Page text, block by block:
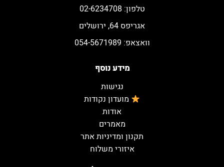
מידע נוסף
נגישות
מועדון נקודות
אודות
מאמרים
תקנון ומדיניות אתר
איזורי משלוח
טלפון: 02-6234708
אגריפס 64, ירושלים
וואצאפ: 054-5671989